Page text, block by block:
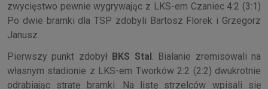
zwycięstwo pewnie wygrywając z LKS-em Czaniec 4:2 (3:1)
Po dwie bramki dla TSP zdobyli Bartosz Florek i Grzegorz
Janusz.
Pierwszy punkt zdobył BKS Stal . Bialanie zremisowali na
własnym stadionie z LKS-em Tworków 2:2 (2:2) dwukrotnie
odrabiając stratę bramki. Na listę strzelców wpisali się